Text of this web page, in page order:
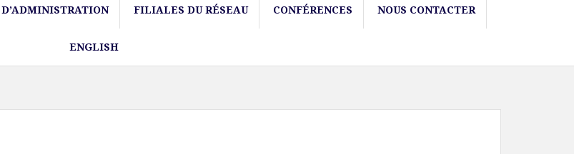
FILIALES DU RÉSEAU CONFÉRENCES NOUS CONTACTER
ENGLISH